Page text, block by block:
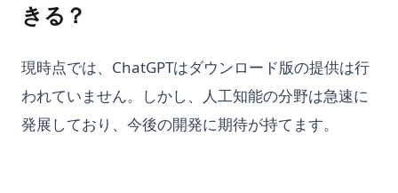
きる？
現時点では、ChatGPTはダウンロード版の提供は行
われていません。しかし、人工知能の分野は急速に
発展しており、今後の開発に期待が持てます。